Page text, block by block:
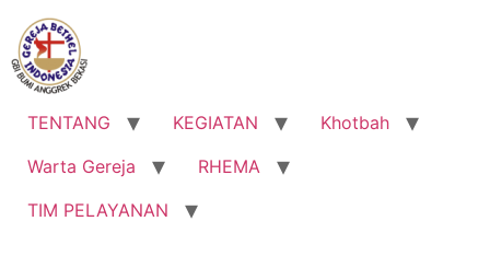
Lewati
konten
TENTANG KEGIATAN
Khotbah
Warta Gereja
RHEMA
TIM PELAYANAN